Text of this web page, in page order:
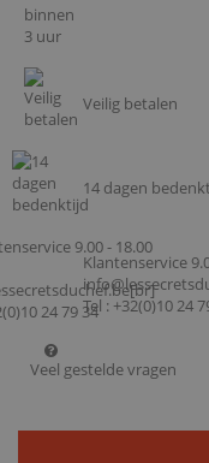
Veilig betalen
14 dagen
Klantenservice
Tel : +32(0)10 24
Veel gestelde vragen